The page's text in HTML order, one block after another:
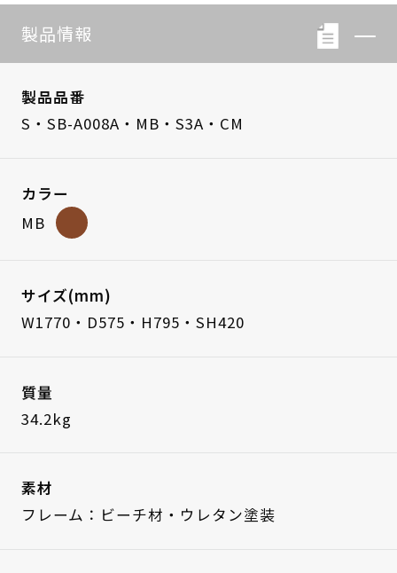
製品情報
製品品番
S・SB-A008A・MB・S3A・CM
カラー
MB
サイズ(mm)
W1770・D575・H795・SH420
質量
34.2kg
素材
フレーム：ビーチ材・ウレタン塗装